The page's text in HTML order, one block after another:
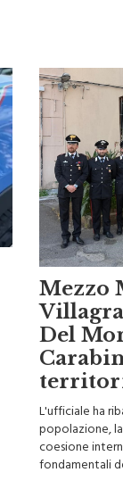
Mezzo
Del
L'ufficiale ha
popolazione,
coesione
fondamentali